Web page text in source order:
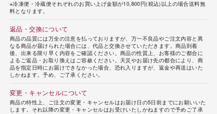
※冷凍便・冷蔵便それぞれのお買い上げ金額が10,800円(税込)以上の場合送料無
料となります。
返品・交換について
商品の品質には万全の注意を払っておりますが、万一不良品やご注文内容と異
なる商品が届けられた場合には、代品と交換させていただきます。商品到着
後、出来る限り早く内容をご確認ください。商品の性質上、お客様のご都合に
よるご返品・お取り換えはご容赦ください。天災やお届け先の都合により、商
品を指定日時にお届けできなかった場合、恐れ入りますが、返金や再送はいた
しかねます。予め、ご了承ください。
変更・キャンセルについて
商品の特性上、ご注文の変更・キャンセルはお届け日の5日前までにお願いいた
します。それ以降の変更・キャンセルはお受けいたしかねますので予めご了承